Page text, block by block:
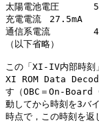
太陽電池電圧	5.3V
充電電流	27.5mA
通信系電流	4.4mA
（以下省略）
この「XI-IV内部時刻
XI ROM Data
す（OBC＝On-
動してから時刻を3バ
時点で，この時刻を返